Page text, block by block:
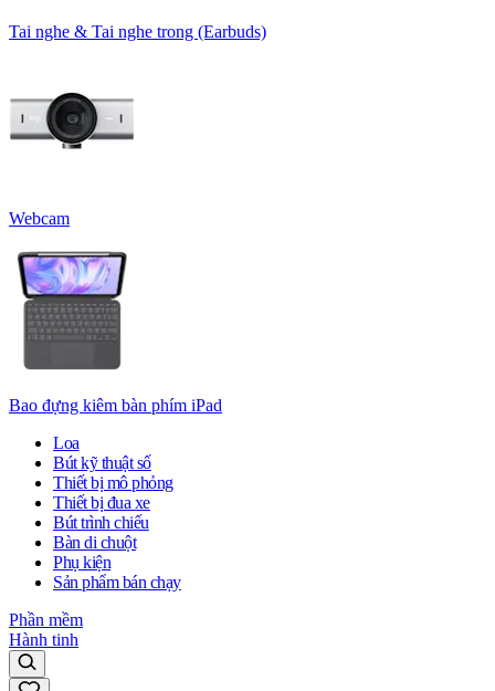
Tai nghe & Tai nghe trong (Earbuds)
Webcam
Bao đựng kiêm bàn phím iPad
Loa
Bút kỹ thuật số
Thiết bị mô phỏng
Thiết bị đua xe
Bút trình chiếu
Bàn di chuột
Phụ kiện
Sản phẩm bán chạy
Phần mềm
Hành tinh